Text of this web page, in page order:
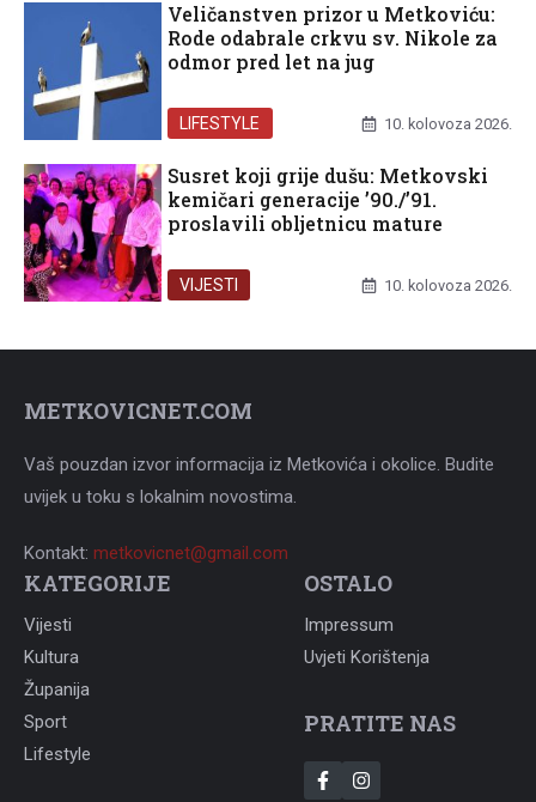
Veličanstven prizor u Metkoviću:
Rode odabrale crkvu sv. Nikole za
odmor pred let na jug
LIFESTYLE 10. kolovoza 2026.
Susret koji grije dušu: Metkovski
kemičari generacije ’90./’91.
proslavili obljetnicu mature
VIJESTI 10. kolovoza 2026.
METKOVICNET.COM
Vaš pouzdan izvor informacija iz Metkovića i okolice. Budite
uvijek u toku s lokalnim novostima.
Kontakt: metkovicnet@gmail.com
KATEGORIJE
Vijesti
Kultura
Županija
Sport
Lifestyle
OSTALO
Impressum
Uvjeti Korištenja
PRATITE NAS